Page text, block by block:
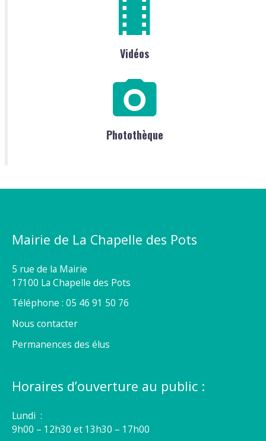
Vidéos
Photothèque
Mairie de La Chapelle des Pots
5 rue de la Mairie
17100 La Chapelle des Pots
Téléphone : 05 46 91 50 76
Nous contacter
Permanences des élus
Horaires d’ouverture au public :
Lundi :
9h00 – 12h30 et 13h30 – 17h00